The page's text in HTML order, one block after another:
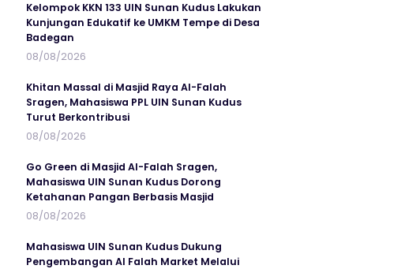
Kelompok KKN 133 UIN Sunan Kudus Lakukan
Kunjungan Edukatif ke UMKM Tempe di Desa
Badegan
08/08/2026
Khitan Massal di Masjid Raya Al-Falah
Sragen, Mahasiswa PPL UIN Sunan Kudus
Turut Berkontribusi
08/08/2026
Go Green di Masjid Al-Falah Sragen,
Mahasiswa UIN Sunan Kudus Dorong
Ketahanan Pangan Berbasis Masjid
08/08/2026
Mahasiswa UIN Sunan Kudus Dukung
Pengembangan Al Falah Market Melalui